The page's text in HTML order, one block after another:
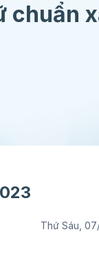
chuẩn
Thứ Sáu,